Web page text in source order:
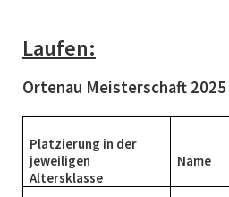
Laufen:
Ortenau Meisterschaft 2025
Platzierung in der
jeweiligen
Altersklasse
Name